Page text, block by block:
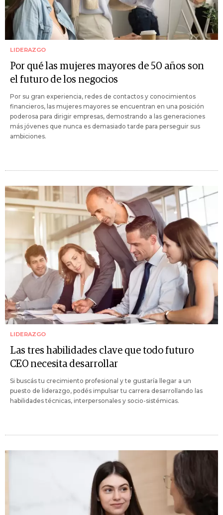
LIDERAZGO
Por qué las mujeres mayores de 50 años son
el futuro de los negocios
Por su gran experiencia, redes de contactos y conocimientos
financieros, las mujeres mayores se encuentran en una posición
poderosa para dirigir empresas, demostrando a las generaciones
más jóvenes que nunca es demasiado tarde para perseguir sus
ambiciones.
LIDERAZGO
Las tres habilidades clave que todo futuro
CEO necesita desarrollar
Si buscás tu crecimiento profesional y te gustaría llegar a un
puesto de liderazgo, podés impulsar tu carrera desarrollando las
habilidades técnicas, interpersonales y socio-sistémicas.